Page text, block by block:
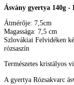
Ásvány gyertya 140g -
Átmérője: 7,5cm
Magassága: 7,5 cm
Szlovákiai Felvidéken
rózsaszín
Természetes kristályos
A gyertya Rózsakvarc